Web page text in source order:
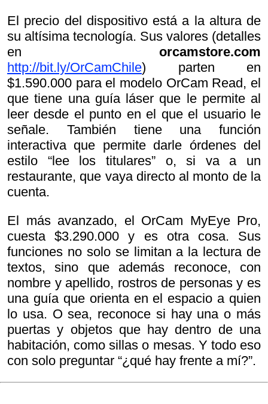
El precio del dispositivo está a la altura de
su altísima tecnología. Sus valores (detalles
en orcamstore.com
http://bit.ly/OrCamChile) parten en
$1.590.000 para el modelo OrCam Read, el
que tiene una guía láser que le permite al
leer desde el punto en el que el usuario le
señale. También tiene una función
interactiva que permite darle órdenes del
estilo “lee los titulares” o, si va a un
restaurante, que vaya directo al monto de la
cuenta.
El más avanzado, el OrCam MyEye Pro,
cuesta $3.290.000 y es otra cosa. Sus
funciones no solo se limitan a la lectura de
textos, sino que además reconoce, con
nombre y apellido, rostros de personas y es
una guía que orienta en el espacio a quien
lo usa. O sea, reconoce si hay una o más
puertas y objetos que hay dentro de una
habitación, como sillas o mesas. Y todo eso
con solo preguntar “¿qué hay frente a mí?”.